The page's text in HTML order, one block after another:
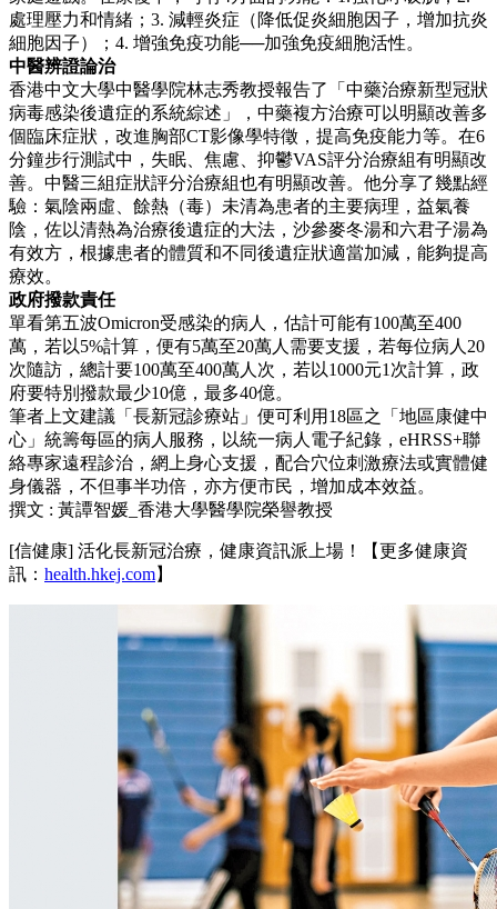
處理壓力和情緒；3. 減輕炎症（降低促炎細胞因子，增加抗炎
細胞因子）；4. 增強免疫功能──加強免疫細胞活性。
中醫辨證論治
香港中文大學中醫學院林志秀教授報告了「中藥治療新型冠狀
病毒感染後遺症的系統綜述」，中藥複方治療可以明顯改善多
個臨床症狀，改進胸部CT影像學特徵，提高免疫能力等。在6
分鐘步行測試中，失眠、焦慮、抑鬱VAS評分治療組有明顯改
善。中醫三組症狀評分治療組也有明顯改善。他分享了幾點經
驗：氣陰兩虛、餘熱（毒）未清為患者的主要病理，益氣養
陰，佐以清熱為治療後遺症的大法，沙參麥冬湯和六君子湯為
有效方，根據患者的體質和不同後遺症狀適當加減，能夠提高
療效。
政府撥款責任
單看第五波Omicron受感染的病人，估計可能有100萬至400
萬，若以5%計算，便有5萬至20萬人需要支援，若每位病人20
次隨訪，總計要100萬至400萬人次，若以1000元1次計算，政
府要特別撥款最少10億，最多40億。
筆者上文建議「長新冠診療站」便可利用18區之「地區康健中
心」統籌每區的病人服務，以統一病人電子紀錄，eHRSS+聯
絡專家遠程診治，網上身心支援，配合穴位刺激療法或實體健
身儀器，不但事半功倍，亦方便市民，增加成本效益。
撰文 : 黃譚智媛_香港大學醫學院榮譽教授
[信健康] 活化長新冠治療，健康資訊派上場！【更多健康資
訊： health.hkej.com】